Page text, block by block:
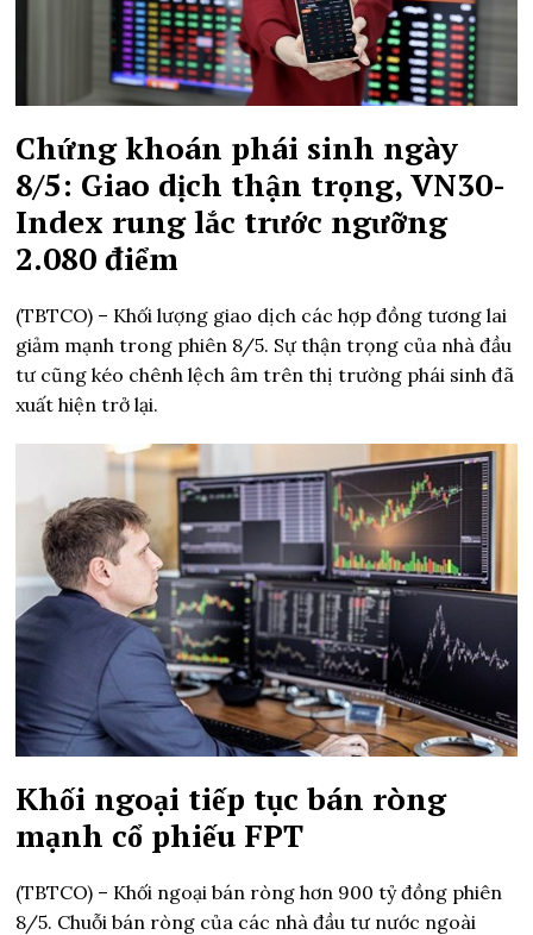
Chứng khoán phái sinh ngày
8/5: Giao dịch thận trọng, VN30-
Index rung lắc trước ngưỡng
2.080 điểm
(TBTCO) – Khối lượng giao dịch các hợp đồng tương lai
giảm mạnh trong phiên 8/5. Sự thận trọng của nhà đầu
tư cũng kéo chênh lệch âm trên thị trường phái sinh đã
xuất hiện trở lại.
Khối ngoại tiếp tục bán ròng
mạnh cổ phiếu FPT
(TBTCO) – Khối ngoại bán ròng hơn 900 tỷ đồng phiên
8/5. Chuỗi bán ròng của các nhà đầu tư nước ngoài